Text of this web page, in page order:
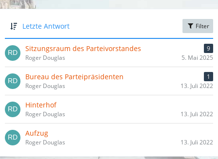
Letzte Antwort Filter
Sitzungsraum des Parteivorstandes
9
Roger Douglas
5. Mai 2025
Bureau des Parteipräsidenten
1
Roger Douglas
13. Juli 2022
Hinterhof
Roger Douglas 13. Juli 2022
Aufzug
Roger Douglas 13. Juli 2022